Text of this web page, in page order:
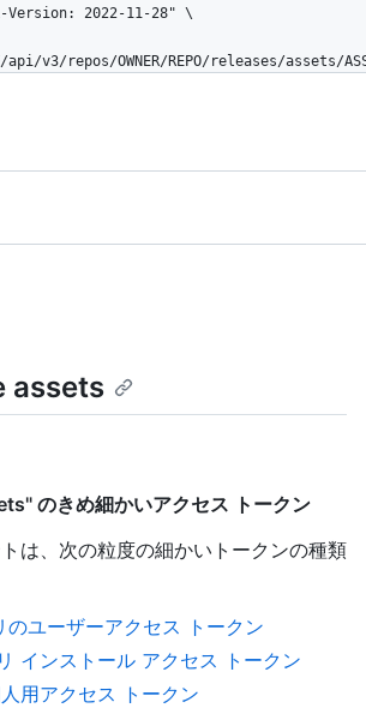
api/v3/repos/OWNER/REPO/releases/assets/
assets
のきめ細かいアクセス トークン
は、次の粒度の細かいトークンの種類
ユーザーアクセス トークン
インストール アクセス トークン
用アクセス トークン